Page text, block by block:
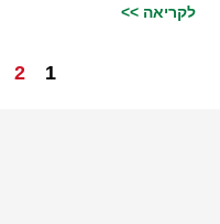
לקריאה >>
1
2